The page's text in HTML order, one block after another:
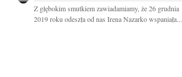
Z głębokim smutkiem zawiadamiamy, że 26 grudnia
2019 roku odeszła od nas Irena Nazarko wspaniała...